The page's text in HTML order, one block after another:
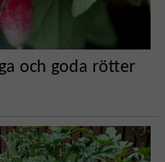
och goda rötter